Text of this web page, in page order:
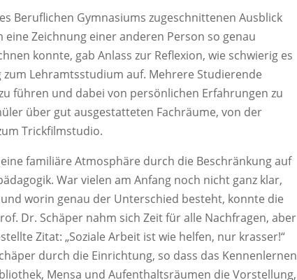
Beruflichen Gymnasiums zugeschnittenen Ausblick
Zeichnung einer anderen Person so genau
konnte, gab Anlass zur Reflexion, wie schwierig es
Lehramtsstudium auf. Mehrere Studierende
führen und dabei von persönlichen Erfahrungen zu
über gut ausgestatteten Fachräume, von der
Trickfilmstudio.
familiäre Atmosphäre durch die Beschränkung auf
War vielen am Anfang noch nicht ganz klar,
worin genau der Unterschied besteht, konnte die
Dr. Schäper nahm sich Zeit für alle Nachfragen, aber
Zitat: „Soziale Arbeit ist wie helfen, nur krasser!“
durch die Einrichtung, so dass das Kennenlernen
Mensa und Aufenthaltsräumen die Vorstellung,